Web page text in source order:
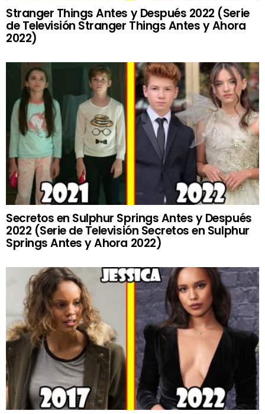
Stranger Things Antes y Después 2022 (Serie
de Televisión Stranger Things Antes y Ahora
2022)
Secretos en Sulphur Springs Antes y Después
2022 (Serie de Televisión Secretos en Sulphur
Springs Antes y Ahora 2022)